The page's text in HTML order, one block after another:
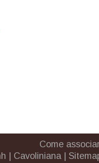
Come
Cavoliniana|